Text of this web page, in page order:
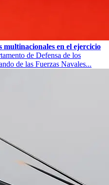
multinacionales en el ejercicio
de Defensa de los
de las Fuerzas Navales...